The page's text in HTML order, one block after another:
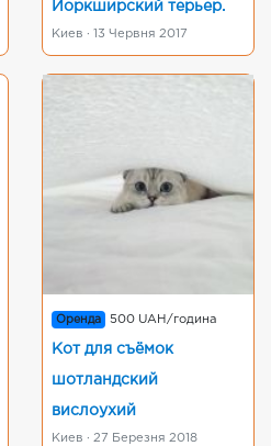
Йоркширский терьер.
Киев · 13 Червня 2017
Оренда 500 UAH/година
Кот для съёмок
шотландский
вислоухий
Киев · 27 Березня 2018